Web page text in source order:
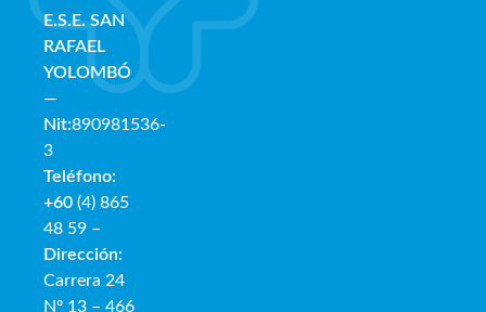
E.S.E. SAN
RAFAEL
YOLOMBÓ
—
Nit:890981536-
3
Teléfono:
+60 (4) 865
48 59 –
Dirección:
Carrera 24
Nº 13 – 466